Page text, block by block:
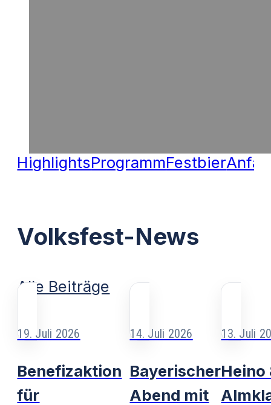
HighlightsProgrammFestbier
Volksfest-News
Alle Beiträge
19. Juli 2026
Benefizaktion
für
14. Juli 2026
Bayerischer
Abend mit
13. Juli
Heino